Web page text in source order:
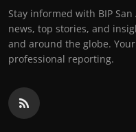
Stay informed with BIP
news, top stories, and
and around the globe.
professional reporting.